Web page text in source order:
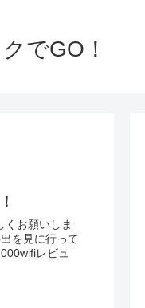
でGO！
くお願いしま
を見に行って
レビュ